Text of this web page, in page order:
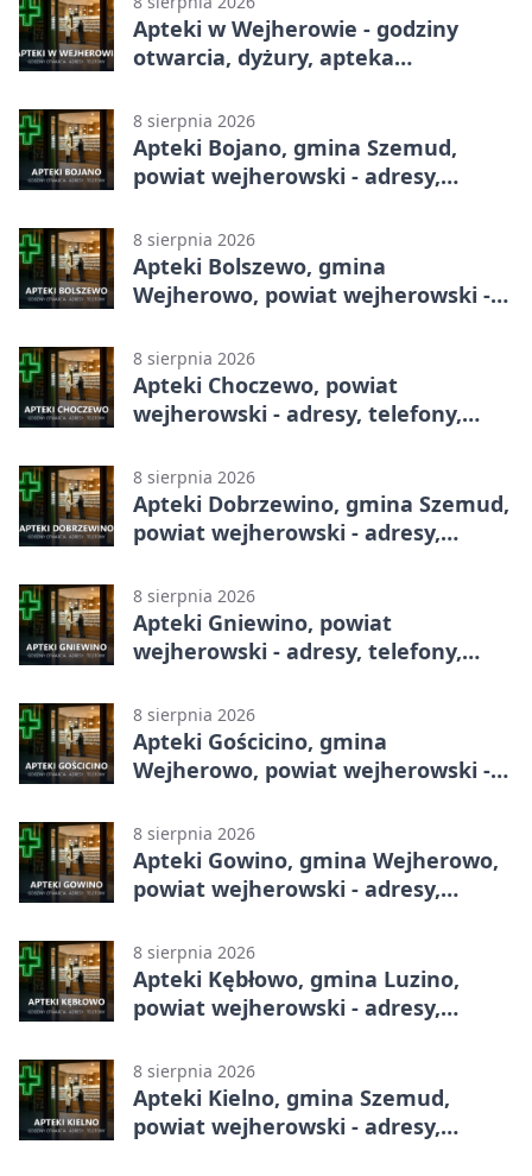
Apteki w Wejherowie - godziny
otwarcia, dyżury, apteka
8 sierpnia 2026
Apteki Bojano, gmina Szemud,
powiat wejherowski - adresy,
8 sierpnia 2026
Apteki Bolszewo, gmina
Wejherowo, powiat wejherowski -
8 sierpnia 2026
Apteki Choczewo, powiat
wejherowski - adresy, telefony,
8 sierpnia 2026
Apteki Dobrzewino, gmina Szemud,
powiat wejherowski - adresy,
8 sierpnia 2026
Apteki Gniewino, powiat
wejherowski - adresy, telefony,
8 sierpnia 2026
Apteki Gościcino, gmina
Wejherowo, powiat wejherowski -
8 sierpnia 2026
Apteki Gowino, gmina Wejherowo,
powiat wejherowski - adresy,
8 sierpnia 2026
Apteki Kębłowo, gmina Luzino,
powiat wejherowski - adresy,
8 sierpnia 2026
Apteki Kielno, gmina Szemud,
powiat wejherowski - adresy,